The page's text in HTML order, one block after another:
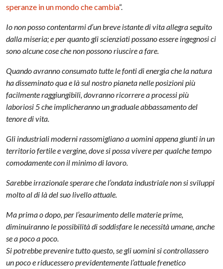
speranze in un mondo che cambia“.
Io non posso contentarmi d’un breve istante di vita allegra seguito
dalla miseria; e per quanto gli scienziati possano essere ingegnosi ci
sono alcune cose che non possono riuscire a fare.
Quando avranno consumato tutte le fonti di energia che la natura
ha disseminato qua e là sul nostro pianeta nelle posizioni più
facilmente raggiungibili, dovranno ricorrere a processi più
laboriosi 5 che implicheranno un graduale abbassamento del
tenore di vita.
Gli industriali moderni rassomigliano a uomini appena giunti in un
territorio fertile e vergine, dove si possa vivere per qualche tempo
comodamente con il minimo di lavoro.
Sarebbe irrazionale sperare che l’ondata industriale non si sviluppi
molto al di là del suo livello attuale.
Ma prima o dopo, per l’esaurimento delle materie prime,
diminuiranno le possibilità di soddisfare le necessità umane, anche
se a poco a poco.
Si potrebbe prevenire tutto questo, se gli uomini si controllassero
un poco e riducessero previdentemente l’attuale frenetico